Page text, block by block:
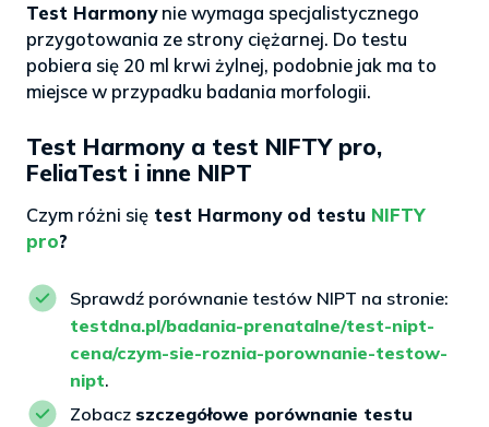
Test Harmonynie wymaga specjalistycznego
przygotowania ze strony ciężarnej. Do testu
pobiera się 20 ml krwi żylnej, podobnie jak ma to
miejsce w przypadku badania morfologii.
Test Harmony a test NIFTY pro,
FeliaTest i inne NIPT
Czym różni się test Harmony od testu NIFTY
pro?
Sprawdź porównanie testów NIPT na stronie:
testdna.pl/badania-prenatalne/test-nipt-
cena/czym-sie-roznia-porownanie-testow-
nipt.
Zobacz szczegółowe porównanie testu